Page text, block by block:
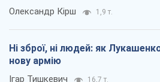
Олександр Кірш 1,9 т.
Ні зброї, ні людей: як
нову армію
Ігар Тишкевич 16,7 т.